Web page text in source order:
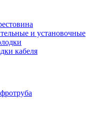
и установочные
кабеля